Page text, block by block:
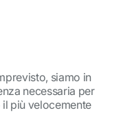
siamo in
necessaria per
più velocemente